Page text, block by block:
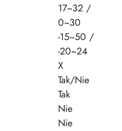
17~32 /
0~30
-15~50 /
-20~24
X
Tak/Nie
Tak
Nie
Nie